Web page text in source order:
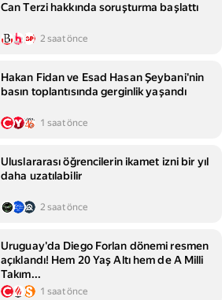
Can Terzi hakkında soruşturma başlattı
2 saat önce
Hakan Fidan ve Esad Hasan Şeybani'nin
basın toplantısında gerginlik yaşandı
1 saat önce
Uluslararası öğrencilerin ikamet izni bir yıl
daha uzatılabilir
2 saat önce
Uruguay'da Diego Forlan dönemi resmen
açıklandı! Hem 20 Yaş Altı hem de A Milli
Takım...
1 saat önce